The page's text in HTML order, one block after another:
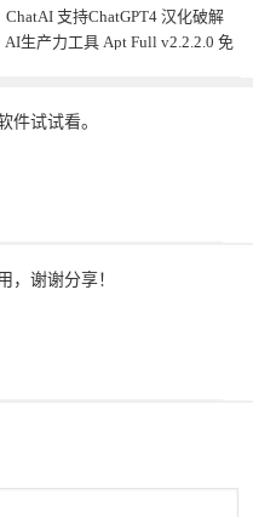
ChatAI 支持ChatGPT4 汉化破解
版 v18.5 AI聊天 绘图
AI生产力工具 Apt Full v2.2.2.0 免
件试试看。
，谢谢分享！